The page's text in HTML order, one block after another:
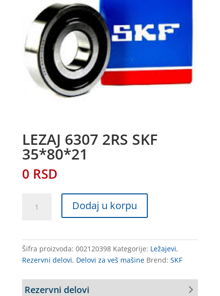
LEZAJ 6307 2RS SKF
35*80*21
0 RSD
6307
35*80*21
količina
Dodaj u korpu
Šifra proizvoda: 002120398 Kategorije: Ležajevi,
Rezervni delovi, Delovi za veš mašine Brend: SKF
Rezervni delovi